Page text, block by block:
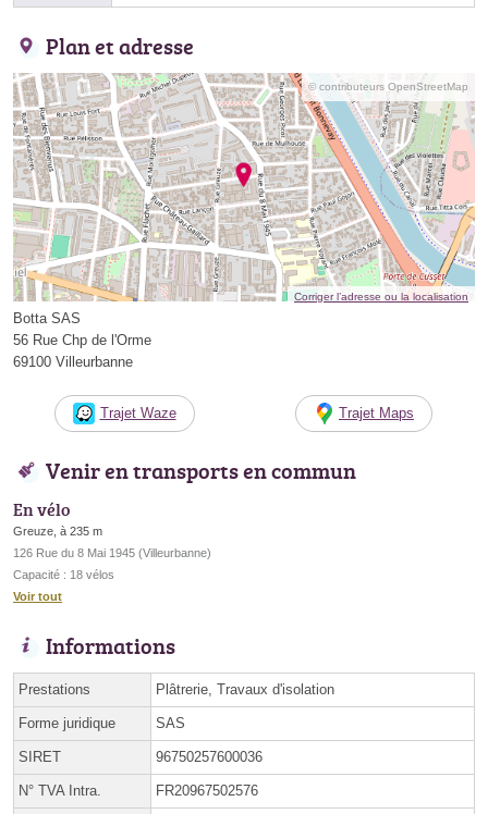
Plan et adresse
© contributeurs OpenStreetMap
Corriger l’adresse ou la localisation
Botta SAS
56 Rue Chp de l'Orme
69100 Villeurbanne
Trajet Waze Trajet Maps
Venir en transports en commun
En vélo
Greuze, à 235 m
126 Rue du 8 Mai 1945 (Villeurbanne)
Capacité : 18 vélos
Voir tout
Informations
Prestations Plâtrerie, Travaux d'isolation
Forme juridique SAS
SIRET 96750257600036
N° TVA Intra. FR20967502576